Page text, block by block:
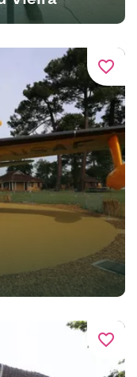
favorite_border
favorite_border